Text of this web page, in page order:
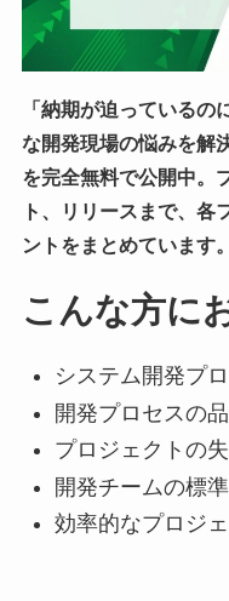
「納期が迫っている
な開発現場の悩みを解
を完全無料で公開中。
ト、リリースまで、各
ントをまとめています。
こんな方に
システム開発プ
開発プロセスの
プロジェクトの
開発チームの標
効率的なプロジ